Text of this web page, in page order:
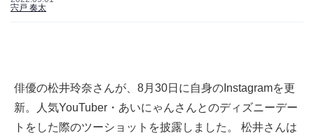
宍戸 奏太
俳優の松井玲奈さんが、8月30日に自身のInstagramを更
新。人気YouTuber・あいにゃんさんとのディズニーデー
トをした際のツーショットを披露しました。 松井さんは